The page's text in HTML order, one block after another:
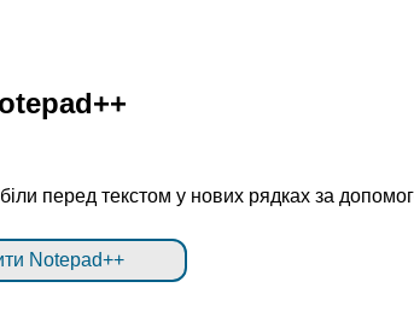
перед текстом у нових рядках за
Notepad++